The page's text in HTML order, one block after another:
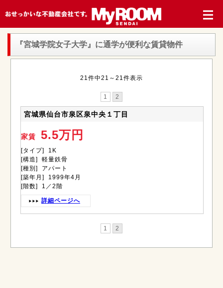
『宮城学院女子大学』 に通学が便利な賃貸物件
21件中21～21件表示
1 2
宮城県仙台市泉区泉中央１丁目
家賃 5.5万円
[タイプ] 1K
[構造] 軽量鉄骨
[種別] アパート
[築年月] 1999年4月
[階数] 1／2階
詳細ページへ
1 2